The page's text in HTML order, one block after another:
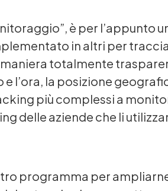
è per l’appunto
in altri per
totalmente
e l’ora, la posizione
più complessi a
delle aziende che li
programma per